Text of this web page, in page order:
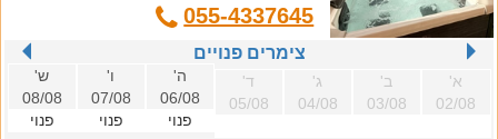
055-4337645
צימרים פנויים
א'
02/08
ב'
03/08
ג'
04/08
ד'
05/08
ה'
06/08
פנוי
ו'
07/08
פנוי
ש'
08/08
פנוי